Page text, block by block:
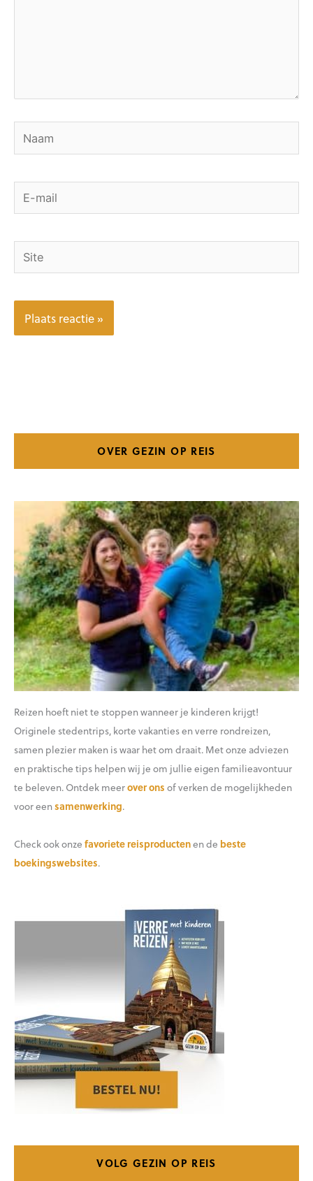
Naam
E-
mail
Site
OVER GEZIN OP REIS
Reizen hoeft niet te stoppen wanneer je kinderen krijgt!
Originele stedentrips, korte vakanties en verre rondreizen,
samen plezier maken is waar het om draait. Met onze adviezen
en praktische tips helpen wij je om jullie eigen familieavontuur
te beleven. Ontdek meerover onsof verken de mogelijkheden
voor eensamenwerking.
Check ook onzefavoriete reisproductenen de beste
boekingswebsites.
VOLG GEZIN OP REIS